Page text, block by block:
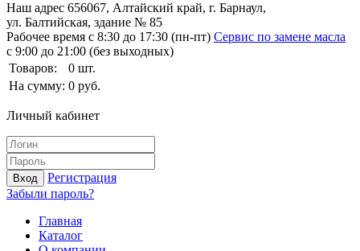
Наш адрес 656067, Алтайский край, г. Барнаул,
ул. Балтийская, здание № 85
Рабочее время с 8:30 до 17:30 (пн-пт) Сервис по замене масла
с 9:00 до 21:00 (без выходных)
Товаров:
0 шт.
На сумму: 0 руб.
Личный кабинет
Вход
Регистрация
Забыли пароль?
Главная
Каталог